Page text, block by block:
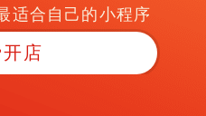
适合自己的小程序
店